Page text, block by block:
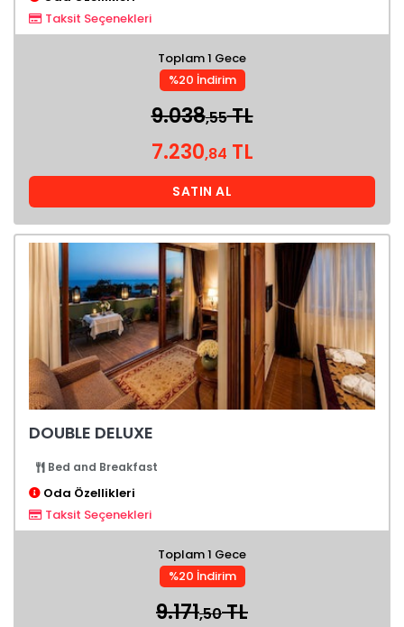
Taksit Seçenekleri
Toplam 1 Gece
%20 İndirim
9.038,55TL
7.230,84 TL
SATIN AL
DOUBLE DELUXE
Bed and Breakfast
Oda Özellikleri
Taksit Seçenekleri
Toplam 1 Gece
%20 İndirim
9.171,50TL